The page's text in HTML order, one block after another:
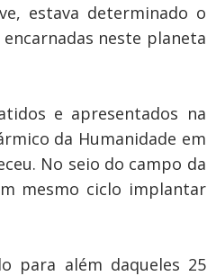
estava determinado o
neste planeta
e apresentados na
da Humanidade em
No seio do campo da
mesmo ciclo implantar
para além daqueles 25